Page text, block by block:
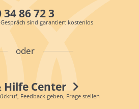
34 86 72 3
sind garantiert kostenlos
oder
Hilfe Center
Feedback geben, Frage stellen